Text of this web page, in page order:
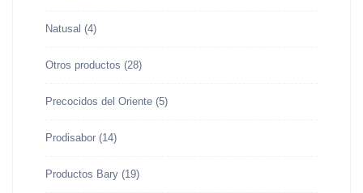
Natusal (4)
Otros productos (28)
Precocidos del Oriente (5)
Prodisabor (14)
Productos Bary (19)